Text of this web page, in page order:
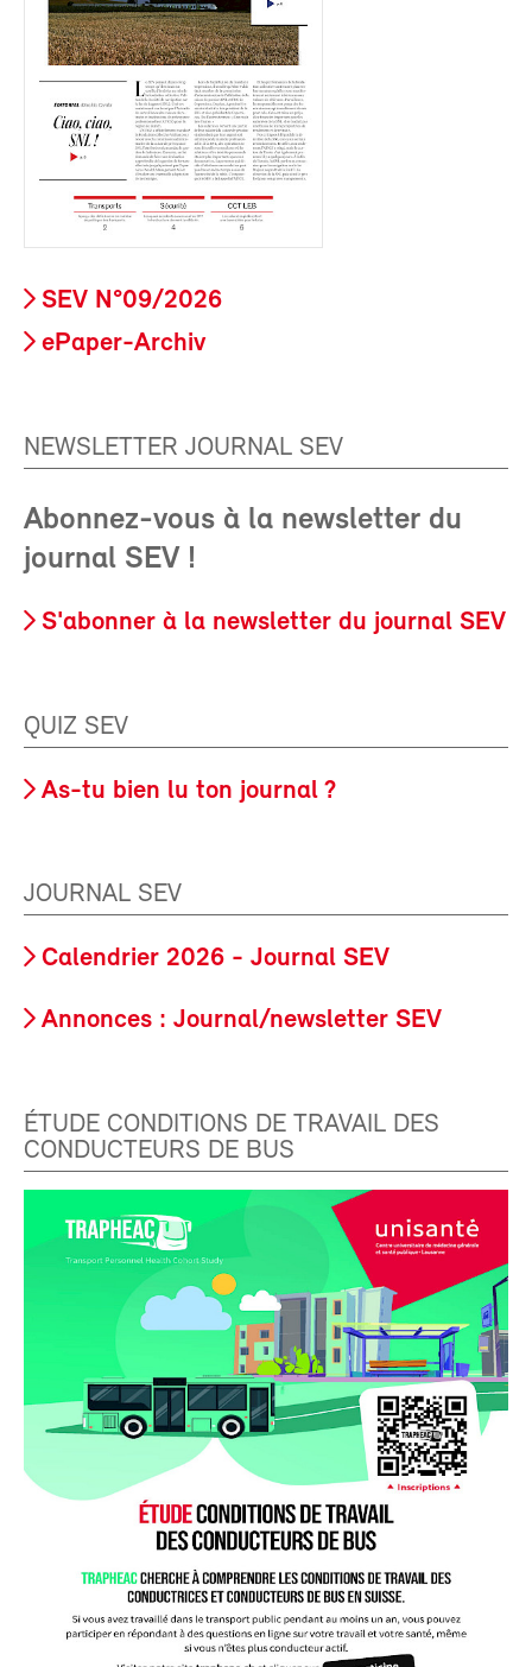
SEV N°09/2026
ePaper-Archiv
NEWSLETTER JOURNAL SEV
Abonnez-vous à la newsletter du
journal SEV !
S'abonner à la newsletter du journal SEV
QUIZ SEV
As-tu bien lu ton journal ?
JOURNAL SEV
Calendrier 2026 - Journal SEV
Annonces : Journal/newsletter SEV
ÉTUDE CONDITIONS DE TRAVAIL DES
CONDUCTEURS DE BUS